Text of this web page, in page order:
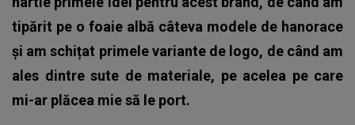
tipărit pe o foaie albă câteva modele de hanorace
și am schițat primele variante de logo, de când am
ales dintre sute de materiale, pe acelea pe care
mi-ar plăcea mie să le port.